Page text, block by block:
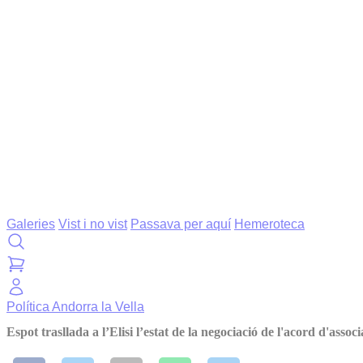
Galeries Vist i no vist Passava per aquí Hemeroteca
Política Andorra la Vella
Espot trasllada a l’Elisi l’estat de la negociació de l'acord